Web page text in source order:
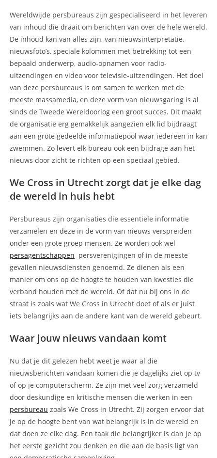
Wereldwijde persbureaus zijn gespecialiseerd in het leveren
van inhoud die draait om berichten van over de hele wereld.
De inhoud kan van alles zijn, van nieuwsinterpretatie,
nieuwsfoto’s, speciale kolommen met betrekking tot een
bepaald onderwerp, audio-opnamen voor radio-
uitzendingen en video voor televisie-uitzendingen. Het doel
van deze persbureaus is om samen te werken met de
meeste massamedia, en deze vorm van nieuwsgaring is al
sinds de Tweede Wereldoorlog een groot succes. Dit maakt
de organisatie erg gemakkelijk aangezien elk lid bijdraagt
aan een grote gedeelde informatiepool waar iedereen in kan
zwemmen. Zo levert elk bureau ook een bijdrage aan het
nieuws door zicht te richten op een speciaal gebied.
We Cross in Utrecht zorgt dat je elke dag
de wereld in huis hebt
Persbureaus zijn organisaties die essentiële informatie
verzamelen en deze in de vorm van nieuws verspreiden
onder een grote groep mensen. Ze worden ook wel
persagentschappen persverenigingen of in de meeste
gevallen nieuwsdiensten genoemd. Ze dienen als een
manier om ons op de hoogte te houden van kwesties die
verband houden met de wereld. Of dat nu bij ons in de
straat is zoals wat We Cross in Utrecht doet of als er juist
iets belangrijks aan de andere kant van de wereld gebeurt.
Waar jouw nieuws vandaan komt
Nu dat je dit gelezen hebt weet je waar al die
nieuwsberichten vandaan komen die je dagelijks ziet op tv
of op je computerscherm. Ze zijn met veel zorg verzameld
door deskundige en kritische mensen die werken in een
persbureau zoals We Cross in Utrecht. Zij zorgen ervoor dat
je op de hoogte bent van wat belangrijk is in de wereld en
dat doen ze elke dag. Een taak die belangrijker is dan je op
het eerste gezicht zou denken en die aan de basis ligt van